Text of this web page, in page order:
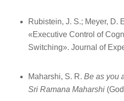
Rubistein, J. S.; Meyer, D.
«Executive Control of
Switching». Journal of
Maharshi, S. R. Be as you
Sri Ramana Maharshi